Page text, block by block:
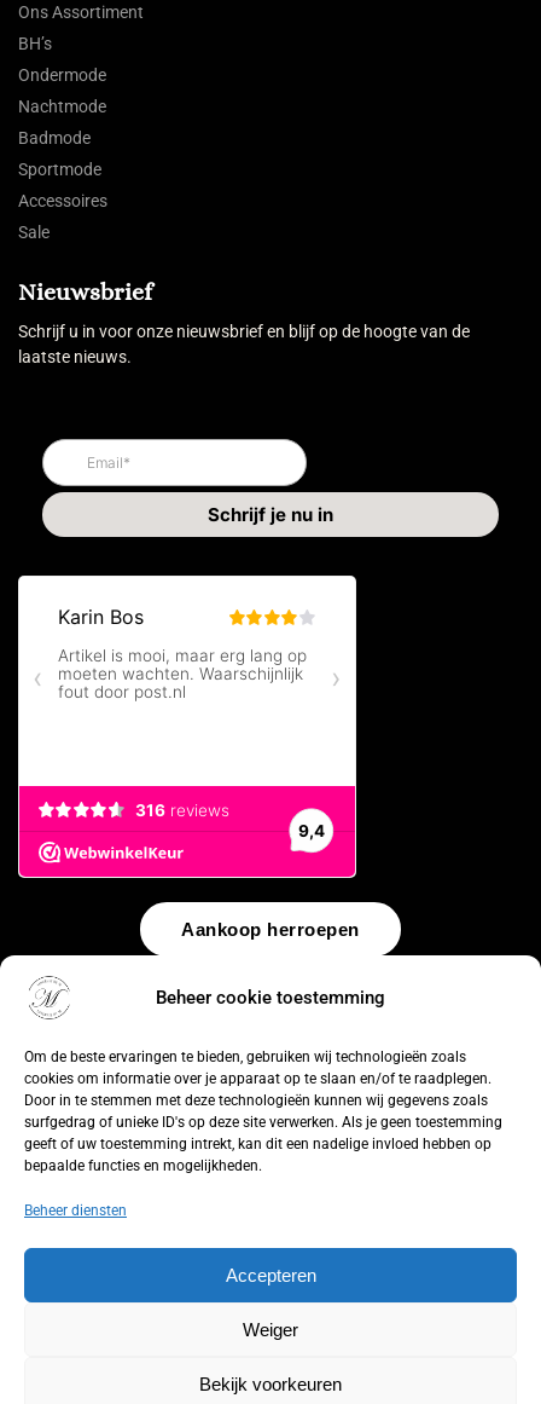
Beheer cookie toestemming
Om de beste ervaringen te bieden, gebruiken wij technologieën zoals
cookies om informatie over je apparaat op te slaan en/of te raadplegen.
Door in te stemmen met deze technologieën kunnen wij gegevens zoals
surfgedrag of unieke ID's op deze site verwerken. Als je geen toestemming
geeft of uw toestemming intrekt, kan dit een nadelige invloed hebben op
bepaalde functies en mogelijkheden.
Beheer diensten
Accepteren
Weiger
Bekijk voorkeuren
Ons Assortiment
BH’s
Ondermode
Nachtmode
Badmode
Sportmode
Accessoires
Sale
Nieuwsbrief
Schrijf u in voor onze nieuwsbrief en blijf op de hoogte van de
laatste nieuws.
Aankoop herroepen
© 2026 by WebUnlimited–Algemene voorwaarden